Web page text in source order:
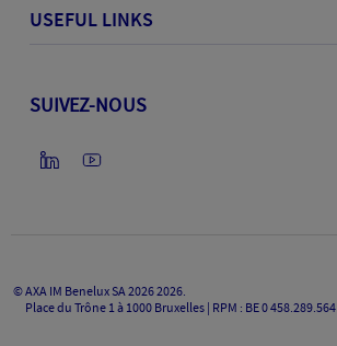
USEFUL LINKS
SUIVEZ-NOUS
©AXA IM Benelux SA 20262026.
Place du Trône 1 à 1000 Bruxelles | RPM : BE 0 458.289.564